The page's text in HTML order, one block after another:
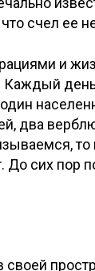
счел ее
и
Каждый
два
то
сих пор
своей